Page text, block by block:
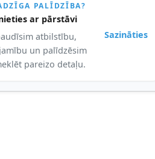
PALĪDZĪBA?
ar pārstāvi
atbilstību,
un palīdzēsim
pareizo detaļu.
Sazināties